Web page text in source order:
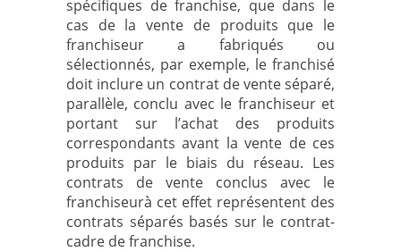
spécifiques de franchise, que dans le
cas de la vente de produits que le
franchiseur a fabriqués ou
sélectionnés, par exemple, le franchisé
doit inclure un contrat de vente séparé,
parallèle, conclu avec le franchiseur et
portant sur l’achat des produits
correspondants avant la vente de ces
produits par le biais du réseau. Les
contrats de vente conclus avec le
franchiseurà cet effet représentent des
contrats séparés basés sur le contrat-
cadre de franchise.